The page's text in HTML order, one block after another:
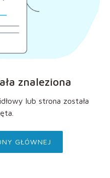
znaleziona
lub strona została
GŁÓWNEJ